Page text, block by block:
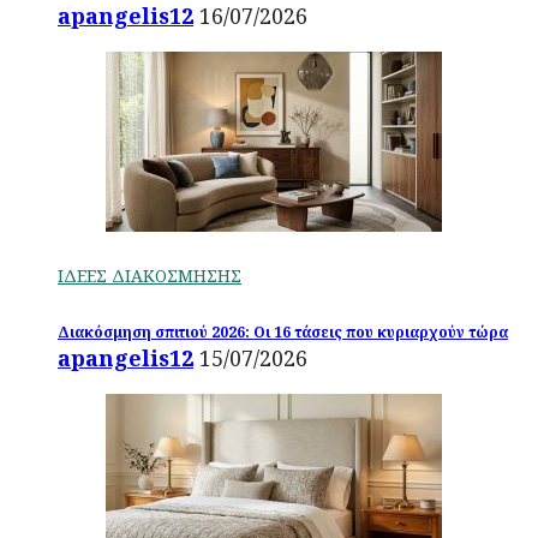
apangelis12 16/07/2026
ΙΔΕΕΣ ΔΙΑΚΟΣΜΗΣΗΣ
Διακόσμηση σπιτιού 2026: Οι 16 τάσεις που κυριαρχούν τώρα
apangelis12 15/07/2026